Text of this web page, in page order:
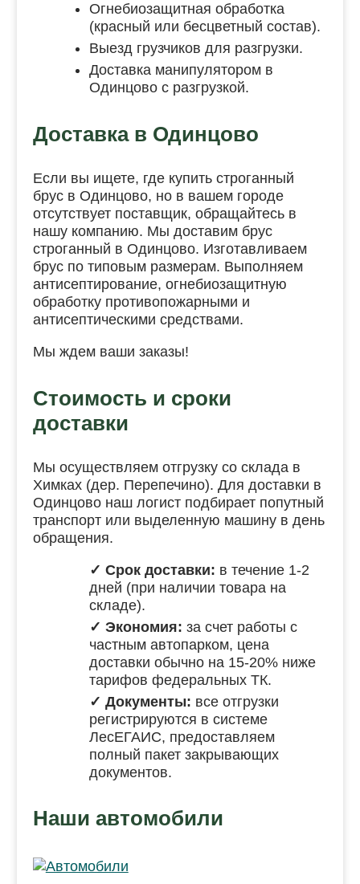
Огнебиозащитная обработка
(красный или бесцветный состав).
Выезд грузчиков для разгрузки.
Доставка манипулятором в
Одинцово с разгрузкой.
Доставка в Одинцово
Если вы ищете, где купить строганный
брус в Одинцово, но в вашем городе
отсутствует поставщик, обращайтесь в
нашу компанию. Мы доставим брус
строганный в Одинцово. Изготавливаем
брус по типовым размерам. Выполняем
антисептирование, огнебиозащитную
обработку противопожарными и
антисептическими средствами.
Мы ждем ваши заказы!
Стоимость и сроки
доставки
Мы осуществляем отгрузку со склада в
Химках (дер. Перепечино). Для доставки в
Одинцово наш логист подбирает попутный
транспорт или выделенную машину в день
обращения.
✓ Срок доставки: в течение 1-2
дней (при наличии товара на
складе).
✓ Экономия: за счет работы с
частным автопарком, цена
доставки обычно на 15-20% ниже
тарифов федеральных ТК.
✓ Документы: все отгрузки
регистрируются в системе
ЛесЕГАИС, предоставляем
полный пакет закрывающих
документов.
Наши автомобили